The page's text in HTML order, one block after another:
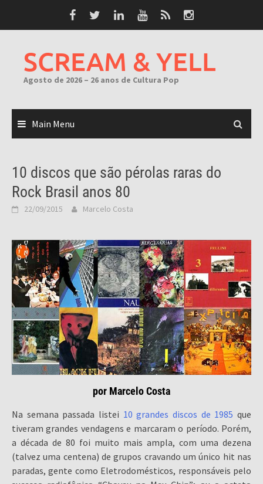
SCREAM & YELL
Agosto de 2026 – 26 anos de Cultura Pop
Main Menu
10 discos que são pérolas raras do
Rock Brasil anos 80
22/09/2015 Marcelo Costa
por Marcelo Costa
Na semana passada listei 10 grandes discos de 1985 que
tiveram grandes vendagens e marcaram o período. Porém,
a década de 80 foi muito mais ampla, com uma dezena
(talvez uma centena) de grupos cravando um único hit nas
paradas, gente como Eletrodomésticos, responsáveis pelo